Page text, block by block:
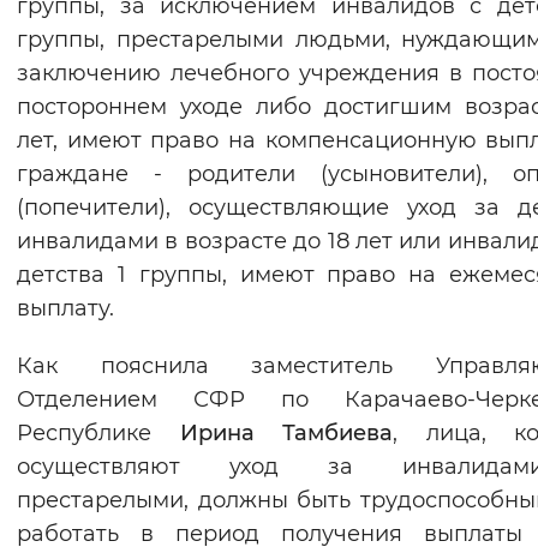
группы, за исключением инвалидов с
группы, престарелыми людьми,
заключению лечебного учреждения в
постороннем уходе либо достигшим
лет, имеют право на компенсационную
граждане - родители (усыновители),
(попечители), осуществляющие уход за
инвалидами в возрасте до 18 лет или
детства 1 группы, имеют право на
выплату.
Как пояснила заместитель
Отделением СФР по Карачаево-
Республике
Ирина Тамбиева, лица,
осуществляют уход за
престарелыми, должны быть
работать в период получения